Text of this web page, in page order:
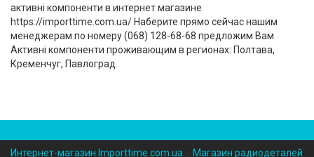
активні компоненти в интернет магазине
https://importtime.com.ua/ Наберите прямо сейчас нашим
менеджерам по номеру (‎068) 128-68-68 предложим Вам
Активні компоненти проживающим в регионах: Полтава,
Кременчуг, Павлоград.
Интернет-магазин Importtime.com.ua Магазин радиодеталей